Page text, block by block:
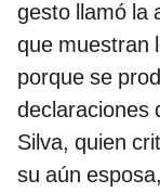
gesto llamó la
que muestran
porque se
declaraciones
Silva, quien
su aún esposa,